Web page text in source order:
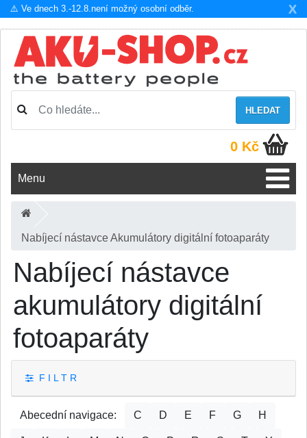
X
⚠️ Ve dnech 3.-12.8.není možný osobní odběr.
HLEDAT
0 Kč
Menu
Nabíjecí nástavce Akumulátory digitální fotoaparáty
Nabíjecí nástavce
akumulátory digitální
fotoaparáty
F I L T R
Abecední navigace: C D E F G H